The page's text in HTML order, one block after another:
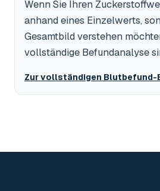
Wenn Sie Ihren
anhand eines Einzelwerts,
Gesamtbild verstehen
vollständige Befundanalyse
Zur vollständigen Blutbefund-